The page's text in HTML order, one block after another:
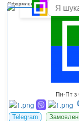
Пн-Пт з
Telegram
Оформление кабинета